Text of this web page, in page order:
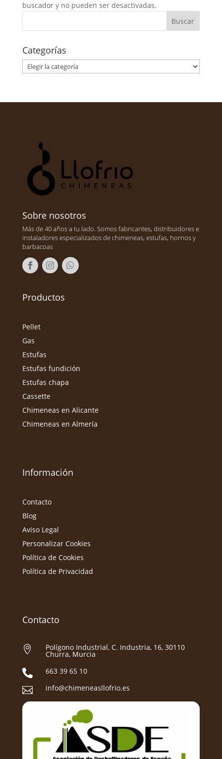
buscador y no pueden ser desactivadas.
Categorías
Categorías
Sobre nosotros
Más de 40 años a tu lado. Somos fabricantes, distribuidores e
instaladores especializados de chimeneas, estufas, hornos y
barbacoas
Productos
Pellet
Gas
Estufas
Estufas fundición
Estufas chapa
Cassette
Chimeneas en Alicante
Chimeneas en Almería
Información
Contacto
Blog
Aviso Legal
Personalizar Cookies
Política de Cookies
Política de Privacidad
Contacto
 Polígono Industrial, C. Industria, 16, 30110
Churra, Murcia
 663 39 65 10
 info@chimeneasllofrio.es